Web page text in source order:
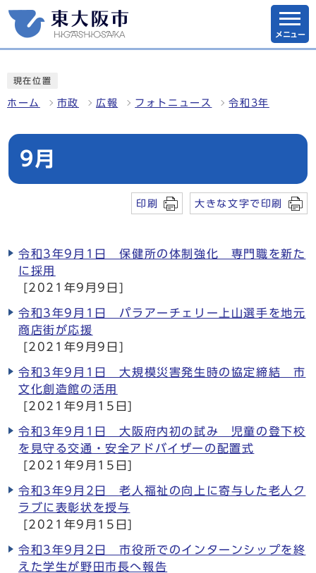
メニュー
現在位置
ホーム 市政 広報 フォトニュース 令和3年
9月
印刷 大きな文字で印刷
令和3年9月1日 保健所の体制強化 専門職を新た
に採用
[2021年9月9日]
令和3年9月1日 パラアーチェリー上山選手を地元
商店街が応援
[2021年9月9日]
令和3年9月1日 大規模災害発生時の協定締結 市
文化創造館の活用
[2021年9月15日]
令和3年9月1日 大阪府内初の試み 児童の登下校
を見守る交通・安全アドバイザーの配置式
[2021年9月15日]
令和3年9月2日 老人福祉の向上に寄与した老人ク
ラブに表彰状を授与
[2021年9月15日]
令和3年9月2日 市役所でのインターンシップを終
えた学生が野田市長へ報告